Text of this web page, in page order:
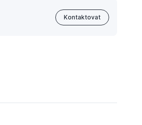
Kontaktovat